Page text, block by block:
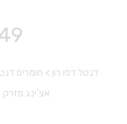
דנטל דפו רון > חומרים
אצ’ינג מזרק כחול